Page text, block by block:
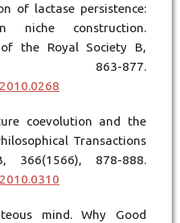
of lactase persistence:
niche construction.
of the Royal Society B,
863-877.
coevolution and the
Transactions
878-888.
mind. Why Good